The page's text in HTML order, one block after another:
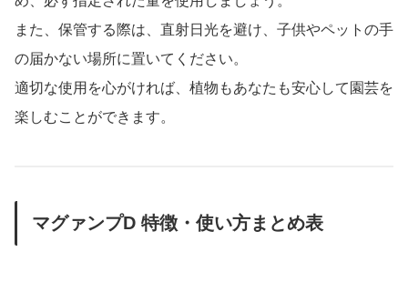
また、保管する際は、直射日光を避け、子供やペットの手
の届かない場所に置いてください。
適切な使用を心がければ、植物もあなたも安心して園芸を
楽しむことができます。
マグァンプD 特徴・使い方まとめ表